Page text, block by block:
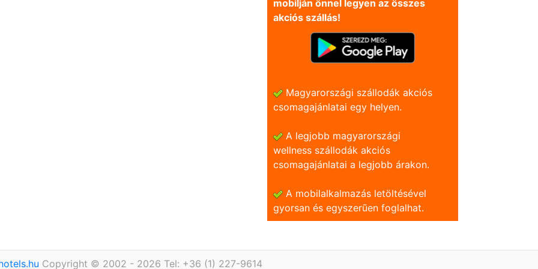
mobilján önnel legyen az összes
akciós szállás!
Magyarországi szállodák akciós
csomagajánlatai egy helyen.
A legjobb magyarországi
wellness szállodák akciós
csomagajánlatai a legjobb árakon.
A mobilalkalmazás letöltésével
gyorsan és egyszerũen foglalhat.
Copyright © 2002 - 2026 Tel: +36 (1) 227-9614